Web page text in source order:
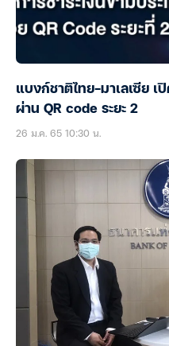
แบงก์ชาติไทย-มาเลเซีย เ
ผ่าน QR code ระยะ 2
26 ม.ค. 65 10:30 น.